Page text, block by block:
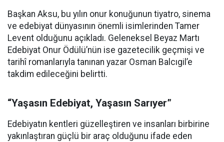
Başkan Aksu, bu yılın onur konuğunun tiyatro, sinema
ve edebiyat dünyasının önemli isimlerinden Tamer
Levent olduğunu açıkladı. Geleneksel Beyaz Martı
Edebiyat Onur Ödülü’nün ise gazetecilik geçmişi ve
tarihî romanlarıyla tanınan yazar Osman Balcıgil’e
takdim edileceğini belirtti.
“Yaşasın Edebiyat, Yaşasın Sarıyer”
Edebiyatın kentleri güzelleştiren ve insanları birbirine
yakınlaştıran güçlü bir araç olduğunu ifade eden